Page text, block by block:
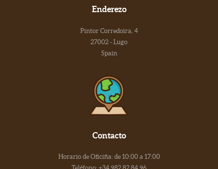
Enderezo
Pintor Corredoira, 4
27002 - Lugo
Spain
Contacto
Horario de Oficiña: de 10:00 a 17:00